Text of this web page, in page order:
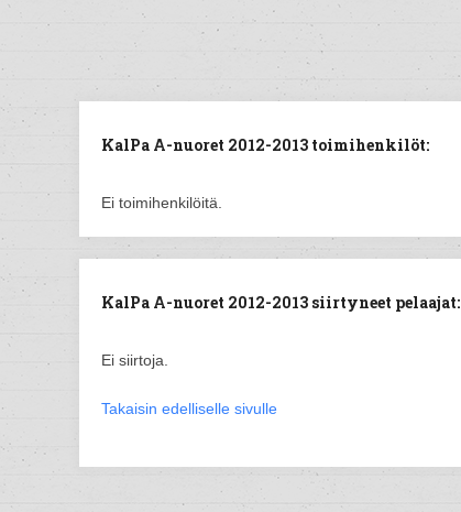
KalPa A-nuoret 2012-2013 toimihenkilöt:
Ei toimihenkilöitä.
KalPa A-nuoret 2012-2013 siirtyneet pelaajat:
Ei siirtoja.
Takaisin edelliselle sivulle